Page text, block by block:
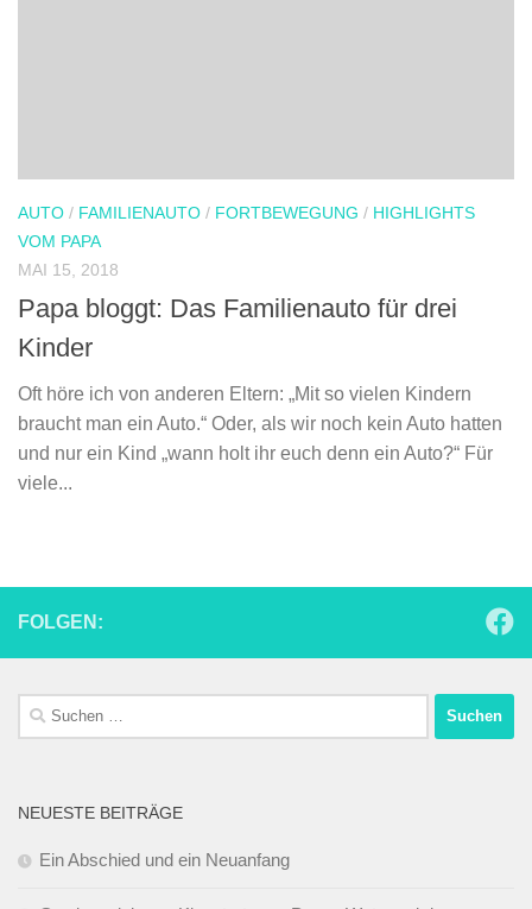
AUTO / FAMILIENAUTO / FORTBEWEGUNG / HIGHLIGHTS
VOM PAPA
MAI 15, 2018
Papa bloggt: Das Familienauto für drei
Kinder
Oft höre ich von anderen Eltern: „Mit so vielen Kindern
braucht man ein Auto.“ Oder, als wir noch kein Auto hatten
und nur ein Kind „wann holt ihr euch denn ein Auto?“ Für
viele...
FOLGEN:
Suchen
nach:
NEUESTE BEITRÄGE
Ein Abschied und ein Neuanfang